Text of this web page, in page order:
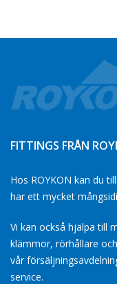
FITTINGS FRÅN
Hos ROYKON kan du
har ett mycket
Vi kan också hjälpa till
klämmor, rörhållare
vår
service.